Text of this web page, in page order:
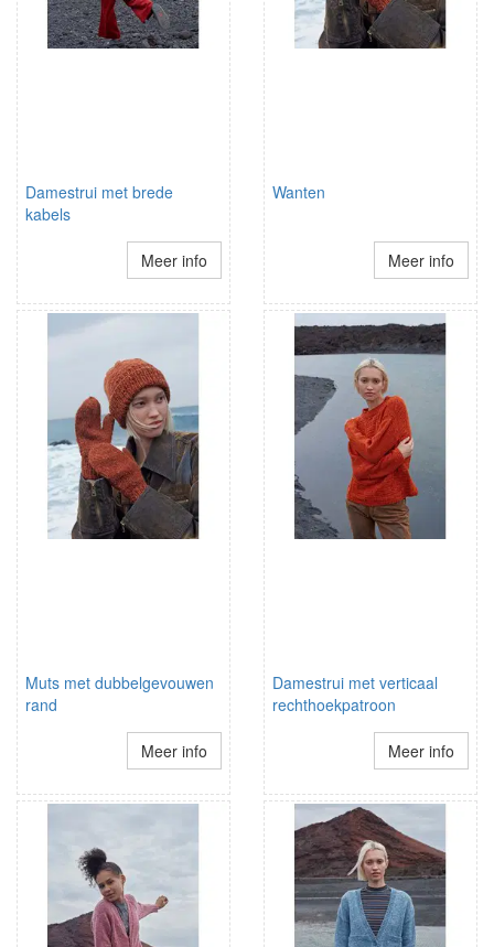
Damestrui met brede
kabels
Meer info
Wanten
Meer info
Muts met dubbelgevouwen
rand
Meer info
Damestrui met verticaal
rechthoekpatroon
Meer info